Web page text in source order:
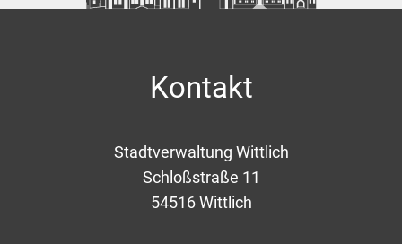
Kontakt
Stadtverwaltung Wittlich
Schloßstraße 11
54516 Wittlich